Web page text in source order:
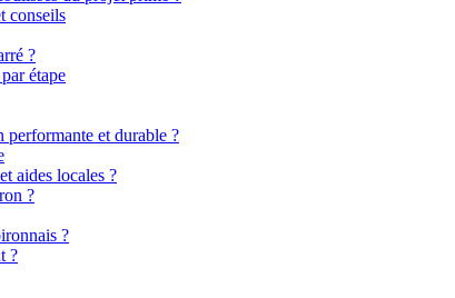
conseils
?
étape
performante et durable ?
aides locales ?
?
?
?